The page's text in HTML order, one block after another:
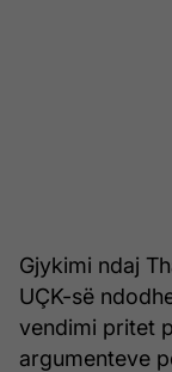
Gjykimi ndaj
UÇK-së
vendimi pritet
argumenteve